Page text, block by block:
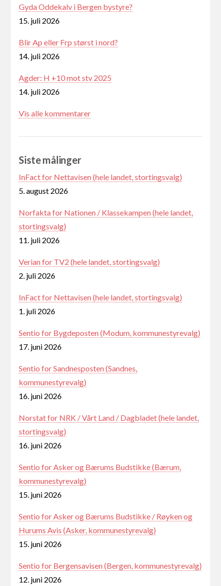
Gyda Oddekalv i Bergen bystyre?
15. juli 2026
Blir Ap eller Frp størst i nord?
14. juli 2026
Agder: H +10 mot stv 2025
14. juli 2026
Vis alle kommentarer
Siste målinger
InFact for Nettavisen (hele landet, stortingsvalg)
5. august 2026
Norfakta for Nationen / Klassekampen (hele landet,
stortingsvalg)
11. juli 2026
Verian for TV2 (hele landet, stortingsvalg)
2. juli 2026
InFact for Nettavisen (hele landet, stortingsvalg)
1. juli 2026
Sentio for Bygdeposten (Modum, kommunestyrevalg)
17. juni 2026
Sentio for Sandnesposten (Sandnes,
kommunestyrevalg)
16. juni 2026
Norstat for NRK / Vårt Land / Dagbladet (hele landet,
stortingsvalg)
16. juni 2026
Sentio for Asker og Bærums Budstikke (Bærum,
kommunestyrevalg)
15. juni 2026
Sentio for Asker og Bærums Budstikke / Røyken og
Hurums Avis (Asker, kommunestyrevalg)
15. juni 2026
Sentio for Bergensavisen (Bergen, kommunestyrevalg)
12. juni 2026